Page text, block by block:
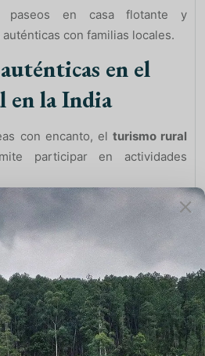
en casa flotante y
con familias locales.
en el
la India
con encanto, el turismo rural
participar en actividades
india
con familias locales.
, como cerámica, tejido y
rurales
, donde podrás
y paseos en camellopara
auténticos.